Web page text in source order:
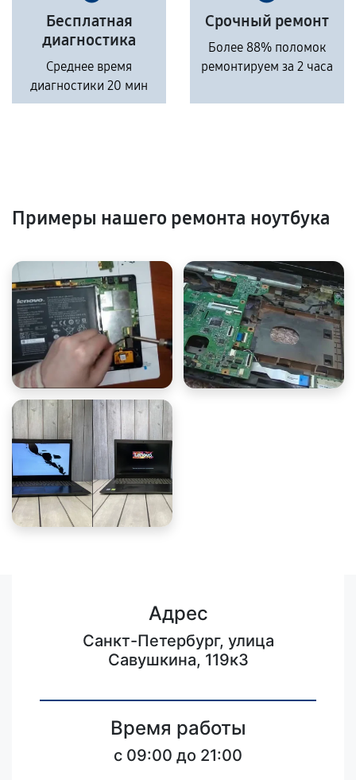
Бесплатная
диагностика
Среднее время
диагностики 20 мин
Срочный ремонт
Более 88% поломок
ремонтируем за 2 часа
Примеры нашего ремонта ноутбука
Адрес
Санкт-Петербург, улица
Савушкина, 119к3
Время работы
c 09:00 до 21:00